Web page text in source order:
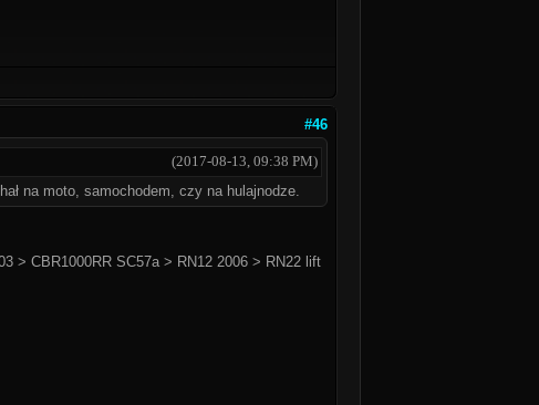
#46
(2017-08-13, 09:38 PM)
na moto, samochodem, czy na hulajnodze.
> CBR1000RR SC57a > RN12 2006 > RN22 lift